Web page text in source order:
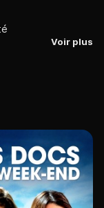
Voir plus